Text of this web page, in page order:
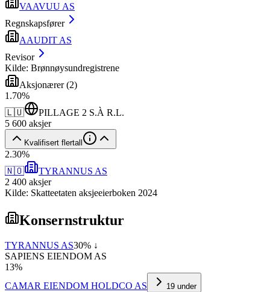
VAAVUU AS
Regnskapsfører
AAUDIT AS
Revisor
Kilde: Brønnøysundregistrene
Aksjonærer(2)
1 .70%
🇱🇺
PILLAGE 2 S.À R.L.
5 600 aksjer
Kvalifisert flertall
2.30%
🇳🇴
TYRANNUS AS
2 400 aksjer
Kilde: Skatteetaten aksjeeierboken 2024
Konsernstruktur
TYRANNUS AS30% ↓
SAPIENS EIENDOM AS
13%
CAMAR EIENDOM HOLDCO AS
19 under